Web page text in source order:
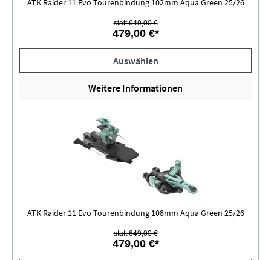
ATK Raider 11 Evo Tourenbindung 102mm Aqua Green 25/26
statt 649,00 €
479,00 €*
Auswählen
Weitere Informationen
ATK Raider 11 Evo Tourenbindung 108mm Aqua Green 25/26
statt 649,00 €
479,00 €*